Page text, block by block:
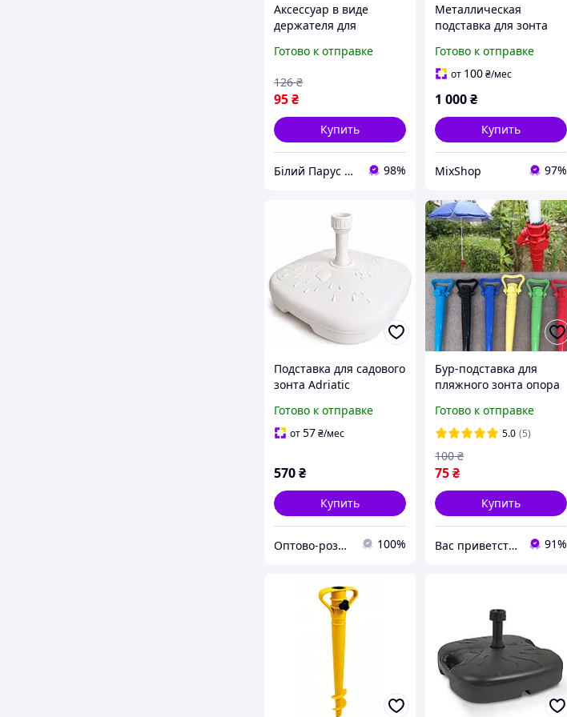
Аксессуар в виде
держателя для
25 подстаканник на
подстаканник для
пляжного
Готово к отправке
95₴
126 ₴
Купить
Білий Парус HoReCa та B2B комплексне обслуговування 98%
Металлическая
подставка для зонта
Готово к отправке
от 100₴/мес
1 000₴
Купить
MixShop 97%
Подставка для садового
зонта Adriatic
л
Готово к отправке
от57₴/мес
570₴
Купить
Оптово-розничная компания "Тайм Эко" 100%
Бур-подставка для
пляжного зонта опора
Готово к отправке
5.0 (5)
75₴
100 ₴
Купить
Вас приветствует интернет-магазин SvetOn! 91%